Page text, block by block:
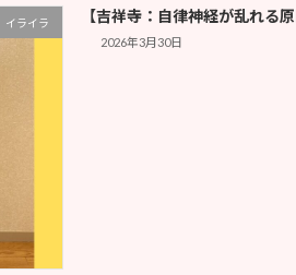
イライラ 【吉祥寺：自律神経が乱れる
2026年3月30日